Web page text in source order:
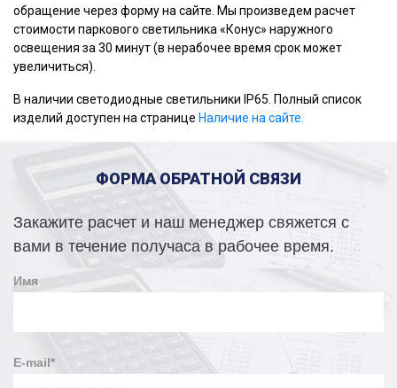
обращение через форму на сайте. Мы произведем расчет
стоимости паркового светильника «Конус» наружного
освещения за 30 минут (в нерабочее время срок может
увеличиться).
В наличии светодиодные светильники IP65. Полный список
изделий доступен на странице Наличие на сайте.
ФОРМА ОБРАТНОЙ СВЯЗИ
Закажите расчет и наш менеджер свяжется с
вами в течение получаса в рабочее время.
Имя
E-mail*